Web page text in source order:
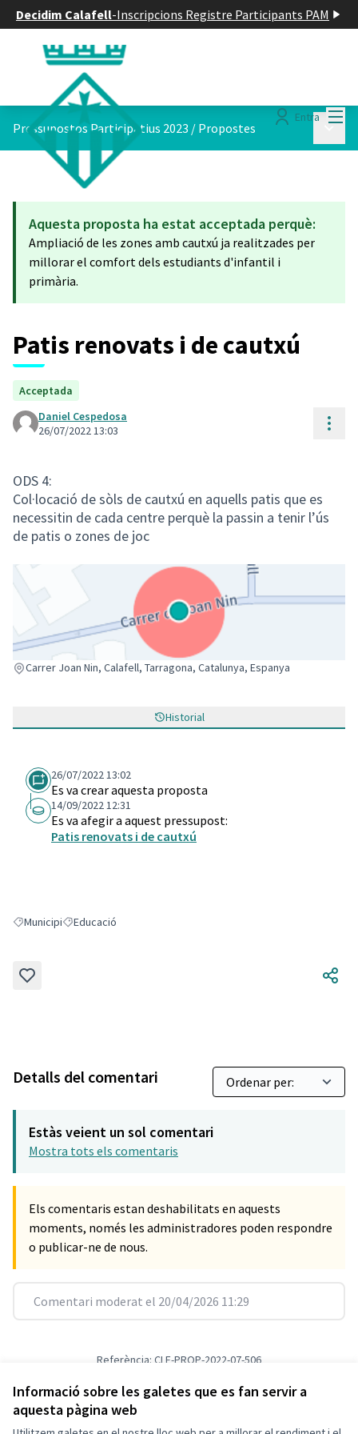
Informació sobre les galetes que es fan servir a
aquesta pàgina web
Decidim Calafell-Inscripcions Registre Participants PAM
Entra
Pressupostos Participatius 2023 / Propostes
Aquesta proposta ha estat acceptada perquè:
Ampliació de les zones amb cautxú ja realitzades per
millorar el comfort dels estudiants d'infantil i
primària.
Patis renovats i de cautxú
Acceptada
Daniel Cespedosa
26/07/2022 13:03
ODS 4:
Col·locació de sòls de cautxú en aquells patis que es
necessitin de cada centre perquè la passin a tenir l’ús
de patis o zones de joc
Carrer Joan Nin, Calafell, Tarragona, Catalunya, Espanya
(Enllaç extern)
Historial
26/07/2022 13:02
Es va crear aquesta proposta
14/09/2022 12:31
Es va afegir a aquest pressupost:
Patis renovats i de cautxú
Resultats en filtrar per: Municipi
MunicipiResultats en filtrar per: Educació
Educació
Detalls del comentari
Estàs veient un sol comentari
Mostra tots els comentaris
Els comentaris estan deshabilitats en aquests
moments, només les administradores poden respondre
o publicar-ne de nous.
Comentari moderat el 20/04/2026 11:29
Referència: CLF-PROP-2022-07-506
Verifica l'empremta digital